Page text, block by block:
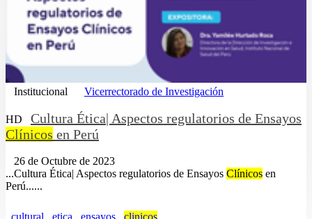
Institucional Vicerrectorado de Investigación
HD
Cultura Ética| Aspectos regulatorios de Ensayos
Clínicos en Perú
26 de Octubre de 2023
...Cultura Ética| Aspectos regulatorios de Ensayos Clínicos en
Perú......
cultural etica ensayos clinicos